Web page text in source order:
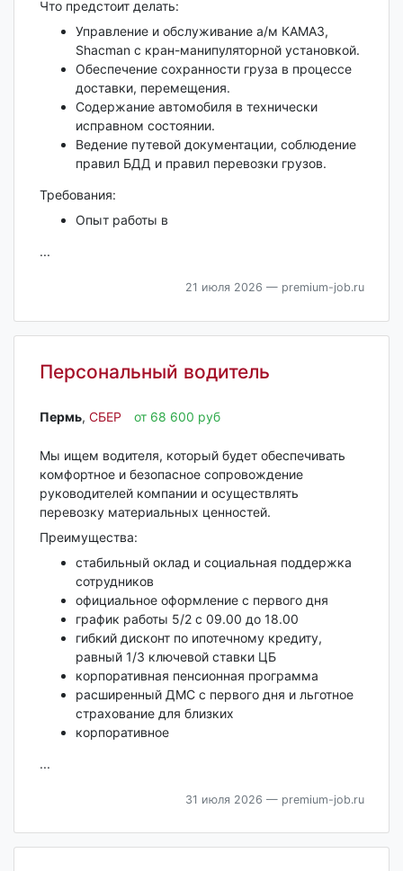
Что предстоит делать:
Управление и обслуживание а/м КАМАЗ,
Shacman с кран-манипуляторной установкой.
Обеспечение сохранности груза в процессе
доставки, перемещения.
Содержание автомобиля в технически
исправном состоянии.
Ведение путевой документации, соблюдение
правил БДД и правил перевозки грузов.
Требования:
Опыт работы в
...
21 июля 2026 — premium-job.ru
Персональный водитель
Пермь‎, СБЕР от 68 600 руб
Мы ищем водителя, который будет обеспечивать
комфортное и безопасное сопровождение
руководителей компании и осуществлять
перевозку материальных ценностей.
Преимущества:
стабильный оклад и социальная поддержка
сотрудников
официальное оформление с первого дня
график работы 5/2 с 09.00 до 18.00
гибкий дисконт по ипотечному кредиту,
равный 1/3 ключевой ставки ЦБ
корпоративная пенсионная программа
расширенный ДМС с первого дня и льготное
страхование для близких
корпоративное
...
31 июля 2026 — premium-job.ru